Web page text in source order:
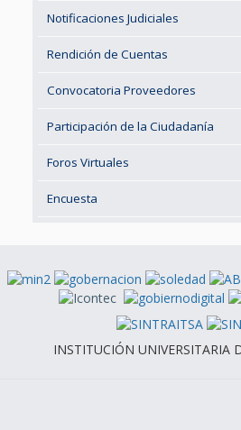
Notificaciones Judiciales
Rendición de Cuentas
Convocatoria Proveedores
Participación de la Ciudadanía
Foros Virtuales
Encuesta
INSTITUCIÓN UNIVERSITARIA